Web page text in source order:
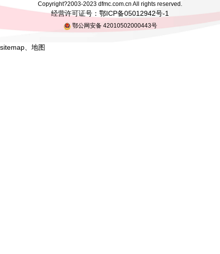
Copyright?2003-2023 dfmc.com.cn All rights reserved.
经营许可证号： 鄂ICP备05012942号-1
鄂公网安备 42010502000443号
sitemap、 地图